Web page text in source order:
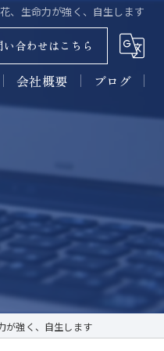
、生命力が強く、自生します
い合わせはこちら
会社概要 ブログ
が強く、自生します